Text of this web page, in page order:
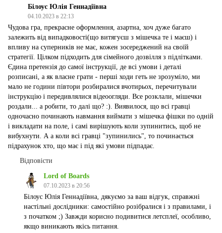
Білоус Юлія Геннадіївна
04.10.2023 в 22:13
Чудова гра, прекрасне оформлення, азартна, хоч дуже багато
залежить від випадковості(що витягуєш з мішечка те і маєш) і
впливу на суперників не має, кожен зосереджений на своїй
стратегії. Цілком підходить для сімейного дозвілля з підлітками.
Єдина претензія до самої інструкції, де всі умови і деталі
розписані, а як власне грати - перші ходи геть не зрозуміло, ми
мало не години півтори розбиралися вчотирьох, перечитували
інструкцію і передивлялися відеоогляди. Все розклали, мішечки
роздали... а робити, то далі що? :). Виявилося, що всі гравці
одночасно починають навмання виймати з мішечка фішки по одній
і викладати на поле, і самі вирішують коли зупинитись, щоб не
вибухнути. А а коли всі гравці "зупинились", то починається
підрахунок хто, що має і під які умови підпадає.
Відповісти
Lord of Boards
07.10.2023 в 20:56
Білоус Юлія Геннадіївна, дякуємо за ваш відгук, справжні
настільні дослідники: самостійно розібралися і з правилами, і
з початком ;) Завжди корисно подивитися летсплеї, особливо,
якщо виникають якісь питання.